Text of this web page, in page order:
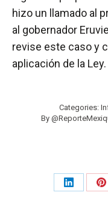
hizo un llamado al
al gobernador
revise este caso y
aplicación de la Ley.
Categories:
By
Share